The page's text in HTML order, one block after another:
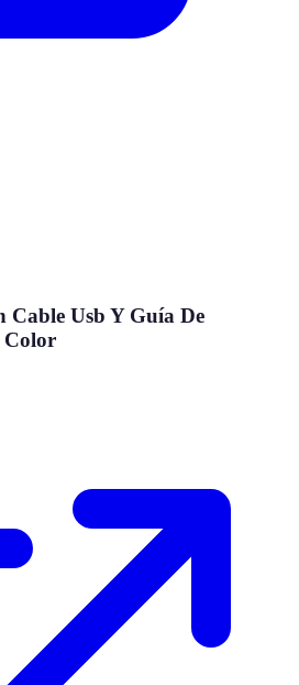
Cable Usb Y Guía De
Color